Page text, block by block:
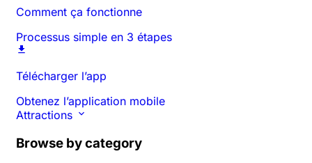
Comment ça fonctionne
Processus simple en 3 étapes
Télécharger l’app
Obtenez l’application mobile
Attractions
Browse by category